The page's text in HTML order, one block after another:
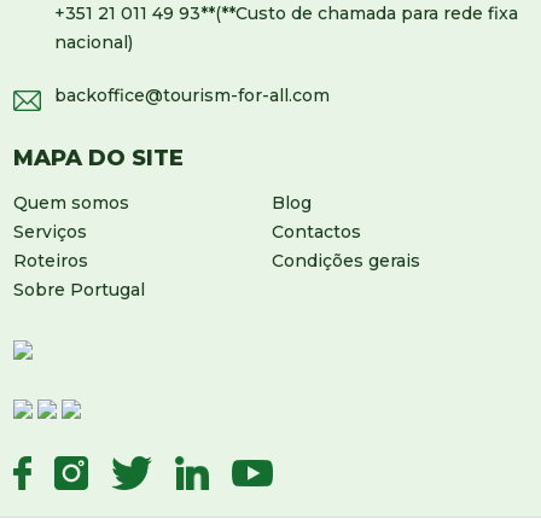
+351 21 011 49 93**(**Custo de chamada para rede fixa
nacional)
backoffice@tourism-for-all.com
MAPA DO SITE
Quem somos
Serviços
Roteiros
Sobre Portugal
Blog
Contactos
Condições gerais